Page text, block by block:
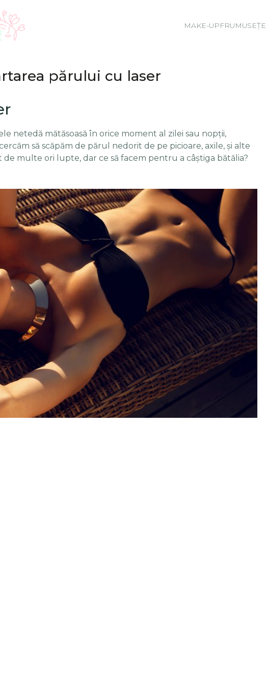
MAKE-UPFRUMUSEȚE
părului cu laser
netedă mătăsoasă în orice moment al zilei sau nopții,
să scăpăm de părul nedorit de pe picioare, axile, și alte
de multe ori lupte, dar ce să facem pentru a câștiga bătălia?